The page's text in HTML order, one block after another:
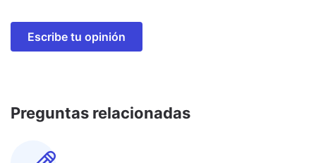
Escribe tu opinión
Preguntas relacionadas